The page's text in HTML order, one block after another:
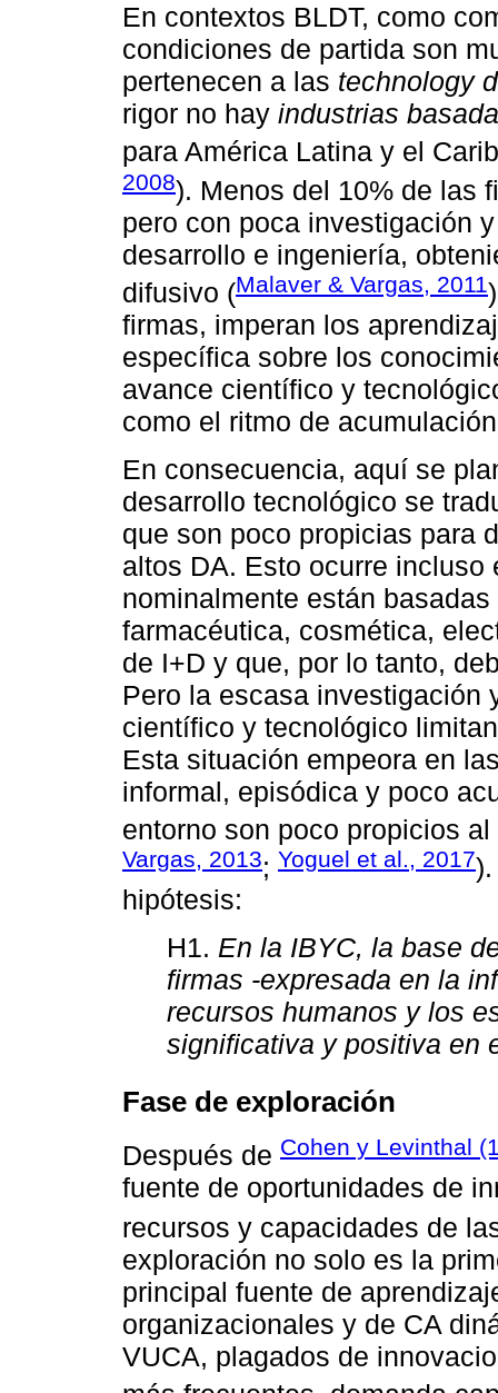
En contextos BLDT, como
condiciones de partida son
pertenecen a las technology
rigor no hay industrias
para América Latina y el
2008). Menos del 10% de las
pero con poca investigación
desarrollo e ingeniería,
difusivo (Malaver & Vargas, 2011
firmas, imperan los
específica sobre los
avance científico y
como el ritmo de
En consecuencia, aquí se
desarrollo tecnológico se
que son poco propicias para
altos DA. Esto ocurre
nominalmente están
farmacéutica, cosmética,
de I+D y que, por lo tanto,
Pero la escasa investigación
científico y tecnológico
Esta situación empeora en
informal, episódica y poco
entorno son poco propicios
Vargas, 2013; Yoguel et al., 2017
hipótesis:
H1. En la IBYC, la base
firmas -expresada en la
recursos humanos y los
significativa y positiva en
Fase de exploración
Después de Cohen y Levinthal
fuente de oportunidades de
recursos y capacidades de
exploración no solo es la
principal fuente de
organizacionales y de CA
VUCA, plagados de